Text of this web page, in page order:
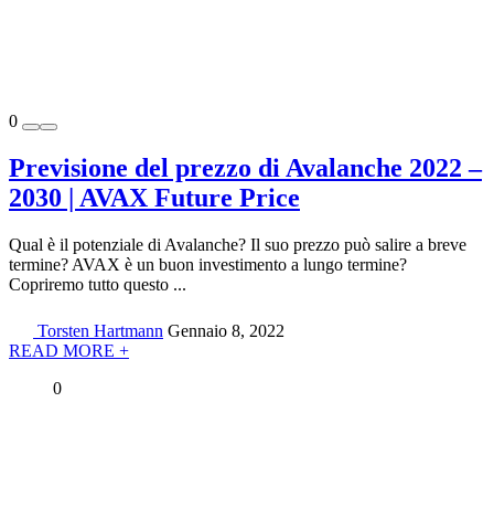
0
Previsione del prezzo di Avalanche 2022 –
2030 | AVAX Future Price
Qual è il potenziale di Avalanche? Il suo prezzo può salire a breve
termine? AVAX è un buon investimento a lungo termine?
Copriremo tutto questo ...
Torsten Hartmann Gennaio 8, 2022
READ MORE +
0